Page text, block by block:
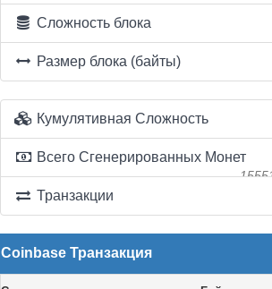
Сложность блока
Размер блока (байты)
Кумулятивная Сложность
Всего Сгенерированных Монет
Транзакции
Coinbase Транзакция